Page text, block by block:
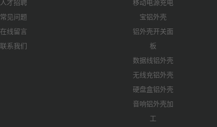
人才招聘
常见问题
在线留言
联系我们
移动电源充电
宝铝外壳
铝外壳开关面
板
数据线铝外壳
无线充铝外壳
硬盘盒铝外壳
音响铝外壳加
工